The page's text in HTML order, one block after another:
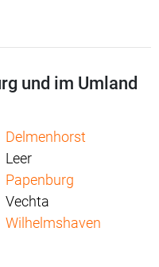
und im Umland
Delmenhorst
Leer
Papenburg
Vechta
Wilhelmshaven